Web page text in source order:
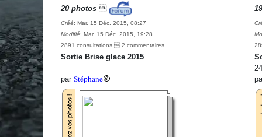
20 photos
Créé: Mar. 15 Déc. 2015, 08:27
Modifié: Mar. 15 Déc. 2015, 19:28
2891 consultations  2 commentaires
Sortie Brise glace 2015
par Stéphane